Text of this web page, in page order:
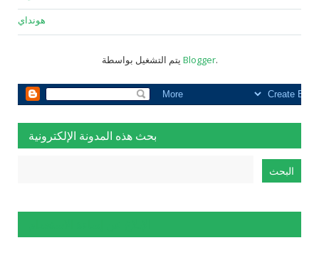
هونداي
Blogger.
بحث هذه المدونة الإلكترونية